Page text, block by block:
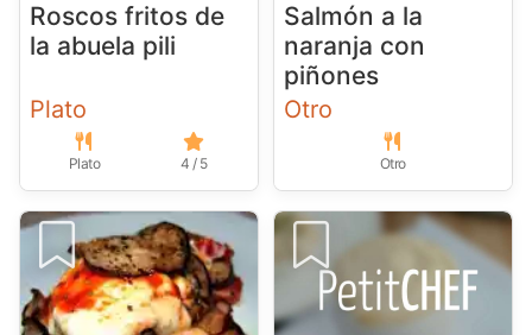
Roscos fritos de
la abuela pili
Plato
Plato 4 / 5
Salmón a la
naranja con
piñones
Otro
Otro